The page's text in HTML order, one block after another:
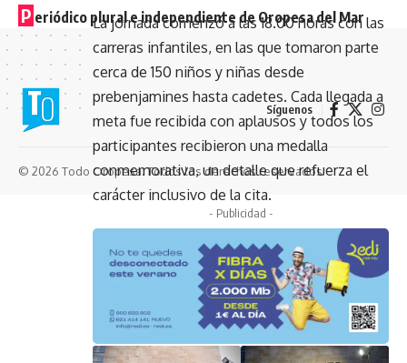
La jornada comenzó a las 18.00 horas con las
carreras infantiles, en las que tomaron parte
cerca de 150 niños y niñas desde
prebenjamines hasta cadetes. Cada llegada a
meta fue recibida con aplausos y todos los
participantes recibieron una medalla
conmemorativa, un detalle que refuerza el
carácter inclusivo de la cita.
- Publicidad -
P eriódico plural e independiente de Oropesa del Mar
Síguenos
© 2026 Todo Oropesa. Todos los derechos reservados.